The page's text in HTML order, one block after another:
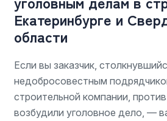
Екатеринбурге и
области
Если вы заказчик,
недобросовестным
строительной компании,
возбудили уголовное дело, —